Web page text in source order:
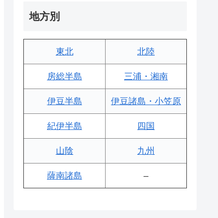
地方別
東北 北陸
房総半島 三浦・湘南
伊豆半島 伊豆諸島・小笠原
紀伊半島 四国
山陰 九州
薩南諸島 –